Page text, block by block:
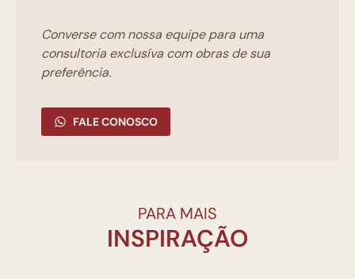
Converse com nossa equipe para uma
consultoria exclusíva com obras de sua
preferência.
FALE CONOSCO
PARA MAIS
INSPIRAÇÃO